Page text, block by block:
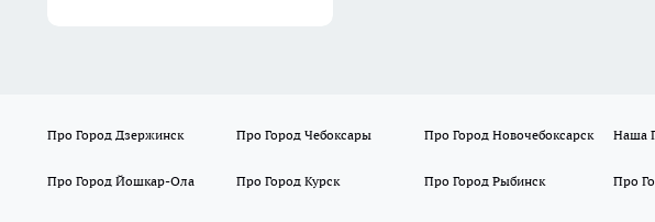
Про Город Дзержинск Про Город Чебоксары Про Город Новочебоксарск Наша
Про Город Йошкар-Ола Про Город Курск Про Город Рыбинск Про